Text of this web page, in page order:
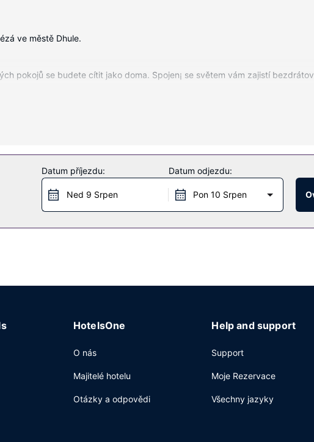
ve městě Dhule.
pokojů se budete cítit jako doma. Spojen¡ se světem vám zajistí
Datum příjezdu:
Ned 9 Srpen
Datum odjezdu:
Pon 10 Srpen
HotelsOne
O nás
Majitelé hotelu
Otázky a odpovědi
Help and support
Support
Moje Rezervace
Všechny jazyky